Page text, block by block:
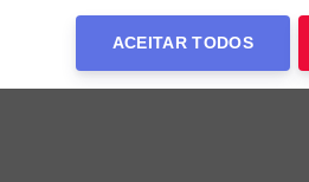
agressores e anuncia
Márcia Lopes aproveitou agenda
ACEITAR TODOS